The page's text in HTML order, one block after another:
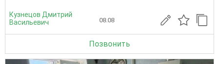
Кузнецов Дмитрий
Васильевич
08.08
Позвонить